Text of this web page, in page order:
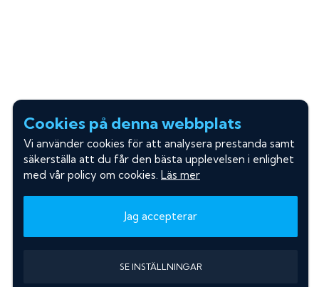
Cookies på denna webbplats
Vi använder cookies för att analysera prestanda samt
säkerställa att du får den bästa upplevelsen i enlighet
med vår policy om cookies. Läs mer
Jag accepterar
SE INSTÄLLNINGAR